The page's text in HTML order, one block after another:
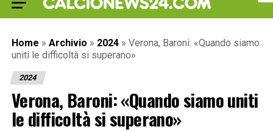
Home » Archivio » 2024 » Verona, Baroni: «Quando siamo
uniti le difficoltà si superano»
2024
Verona, Baroni: «Quando siamo uniti
le difficoltà si superano»